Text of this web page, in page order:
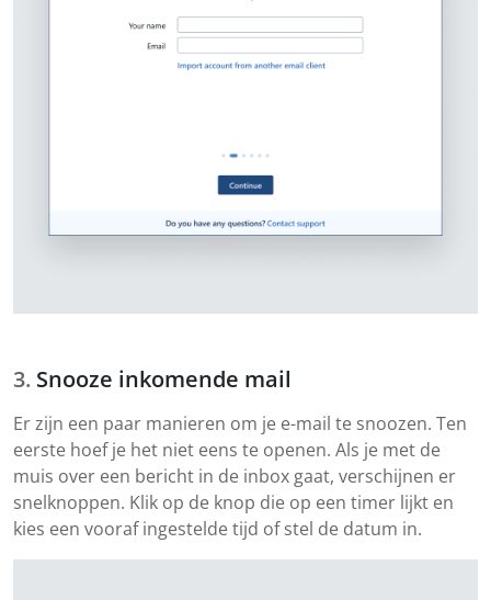
Snooze inkomende mail
Er zijn een paar manieren om je e-mail te snoozen. Ten
eerste hoef je het niet eens te openen. Als je met de
muis over een bericht in de inbox gaat, verschijnen er
snelknoppen. Klik op de knop die op een timer lijkt en
kies een vooraf ingestelde tijd of stel de datum in.